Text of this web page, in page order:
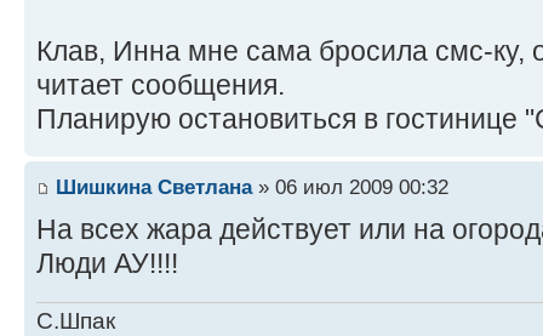
Клав, Инна мне сама бросила смс-ку,
читает сообщения.
Планирую остановиться в гостинице
Шишкина Светлана» 06 июл 2009 00:32
На всех жара действует или на
Люди АУ!!!!
С.Шпак